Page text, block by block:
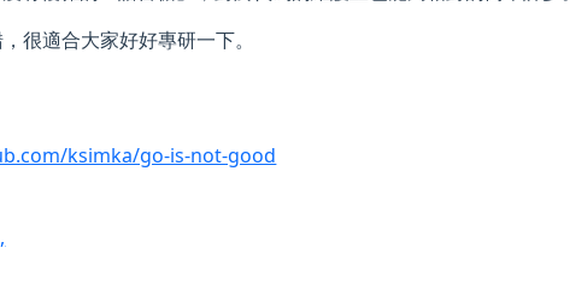
很適合大家好好專研一下。
ksimka/go-is-not-good
,